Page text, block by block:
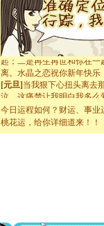
[元旦]看到你我会触电；看
断电。爱你是我职业，想
你是我专业！水晶之恋祝你
[元旦]如果上天让我许三个
起；二是再生再世和你在
离。水晶之恋祝你新年快乐
[元旦]当我狠下心扭头离去
泣，这痛楚让我明白我多
卖了。水晶之恋祝你新年快
[春节]风柔雨润好月圆，半
颜！冬去春来似水如烟，
道一声平安！新年吉祥万事
今日运程如何？财运、事业
桃花运，给你详细道来！！